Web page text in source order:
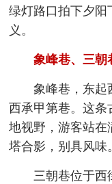
绿灯路口拍下夕阳
义。
象峰巷、三朝
象峰巷，东起
西承甲第巷。这条
地视野，游客站在
塔合影，别具风味
三朝巷位于西